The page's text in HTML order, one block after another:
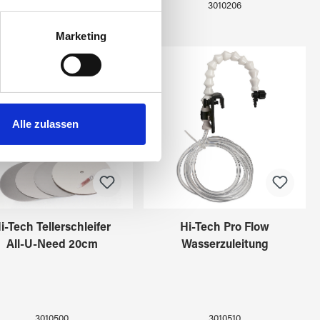
sein können
Präferenzen imAbschnitt
anbieten zu können
Verwendung unserer
Marketing
Alle zulassen
3010206
Tech Tellerschleifer
All-U-Need 20cm
Hi-Tech Pro Flow
Wasserzuleitung